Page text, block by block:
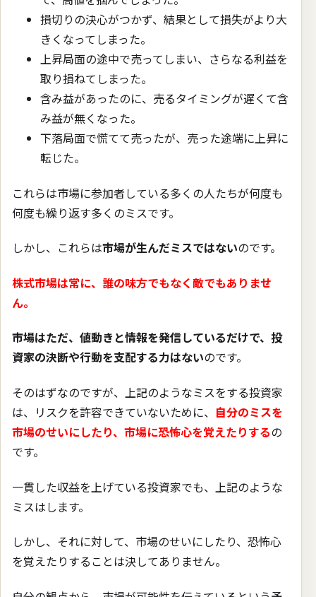
損切りの決心がつかず、結果として損失がより大
きくなってしまった。
上昇局面の途中で売ってしまい、さらなる利益を
取り損ねてしまった。
含み益があったのに、売るタイミングが遅くて含
み益が無くなった。
下落局面で慌てて売ったが、売った途端に上昇に
転じた。
これらは市場に参加者している多くの人たちが何度も
何度も繰り返す多くのミスです。
しかし、これらは市場が生んだミスではないのです。
株式市場は常に、誰の味方でもなく敵でもありませ
ん。
市場はただ、値動きと情報を発信しているだけで、投
資家の決断や行動を支配する力はないのです。
そのはずなのですが、上記のようなミスをする投資家
は、リスクを許容できていないために、 自分のミスを
市場のせいにしたり、市場に恐怖心を覚えたりするの
です。
一貫した収益を上げている投資家でも、上記のような
ミスはします。
しかし、それに対して、市場のせいにしたり、恐怖心
を覚えたりすることは決してありません。